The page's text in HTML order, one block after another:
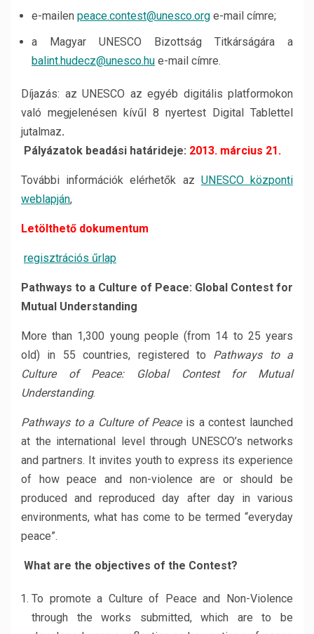
e-mailen peace.contest@unesco.org e-mail címre;
a Magyar UNESCO Bizottság Titkárságára a
balint.hudecz@unesco.hu e-mail címre.
Díjazás: az UNESCO az egyéb digitális platformokon
való megjelenésen kívűl 8 nyertest Digital Tablettel
jutalmaz.
Pályázatok beadási határideje: 2013. március 21.
További információk elérhetők az UNESCO központi
weblapján,
Letölthető dokumentum
regisztrációs űrlap
Pathways to a Culture of Peace: Global Contest for
Mutual Understanding
More than 1,300 young people (from 14 to 25 years
old) in 55 countries, registered to Pathways to a
Culture of Peace: Global Contest for Mutual
Understanding.
Pathways to a Culture of Peaceis a contest launched
at the international level through UNESCO’s networks
and partners. It invites youth to express its experience
of how peace and non-violence are or should be
produced and reproduced day after day in various
environments, what has come to be termed “everyday
peace”.
What are the objectives of the Contest?
To promote a Culture of Peace and Non-Violence
through the works submitted, which are to be